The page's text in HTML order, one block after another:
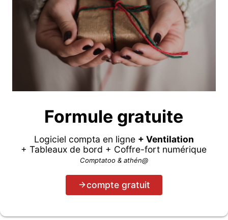
Formule gratuite
Logiciel compta en ligne + Ventilation
+ Tableaux de bord + Coffre-fort numérique
Comptatoo & athén@
compte gratuit